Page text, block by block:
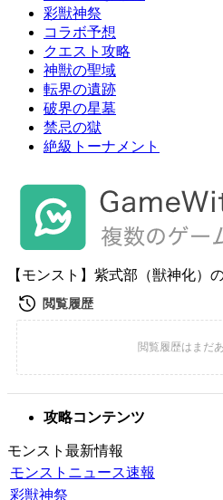
彩獣神祭
コラボ予想
クエスト攻略
神獣の聖域
転界の遺跡
破界の星墓
禁忌の獄
絶級トーナメント
【モンスト】紫式部（獣神化）
攻略コンテンツ
モンスト最新情報
モンストニュース速報
彩獣神祭